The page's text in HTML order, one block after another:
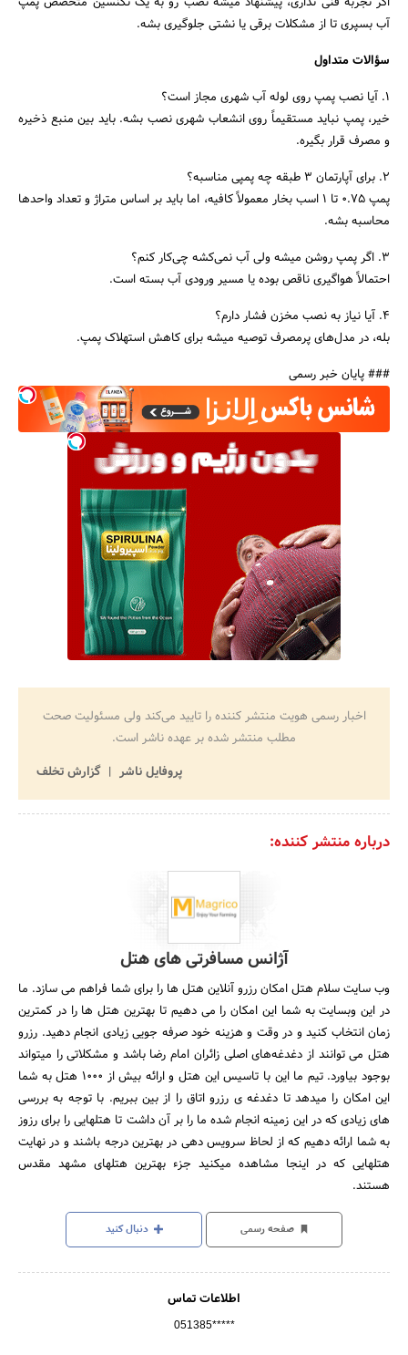
آب بسپری تا از مشکلات برقی یا نشتی جلوگیری بشه.
سؤالات متداول
۱. آیا نصب پمپ روی لوله آب شهری مجاز است؟
خیر، پمپ نباید مستقیماً روی انشعاب شهری نصب بشه. باید بین منبع ذخیره
و مصرف قرار بگیره.
۲. برای آپارتمان ۳ طبقه چه پمپی مناسبه؟
پمپ ۰.۷۵ تا ۱ اسب بخار معمولاً کافیه، اما باید بر اساس متراژ و تعداد واحدها
محاسبه بشه.
۳. اگر پمپ روشن میشه ولی آب نمی‌کشه چی‌کار کنم؟
احتمالاً هواگیری ناقص بوده یا مسیر ورودی آب بسته است.
۴. آیا نیاز به نصب مخزن فشار دارم؟
بله، در مدل‌های پرمصرف توصیه میشه برای کاهش استهلاک پمپ.
### پایان خبر رسمی
اخبار رسمی هویت منتشر کننده را تایید می‌کند ولی مسئولیت صحت
مطلب منتشر شده بر عهده ناشر است.
پروفایل ناشر
گزارش تخلف
درباره منتشر کننده:
آژانس مسافرتی های هتل
وب سایت سلام هتل امکان رزرو آنلاین هتل ها را برای شما فراهم می سازد. ما
در این وبسایت به شما این امکان را می دهیم تا بهترین هتل ها را در کمترین
زمان انتخاب کنید و در وقت و هزینه خود صرفه جویی زیادی انجام دهید. رزرو
هتل می توانند از دغدغه‌های اصلی زائران امام رضا باشد و مشکلاتی را میتواند
بوجود بیاورد. تیم ما این با تاسیس این هتل و ارائه بیش از 1000 هتل به شما
این امکان را میدهد تا دغدغه ی رزرو اتاق را از بین ببریم. با توجه به بررسی
های زیادی که در این زمینه انجام شده ما را بر آن داشت تا هتلهایی را برای رزوز
به شما ارائه دهیم که از لحاظ سرویس دهی در بهترین درجه باشند و در نهایت
هتلهایی که در اینجا مشاهده میکنید جزء بهترین هتلهای مشهد مقدس
هستند.
صفحه رسمی دنبال کنید
اطلاعات تماس
051385*****